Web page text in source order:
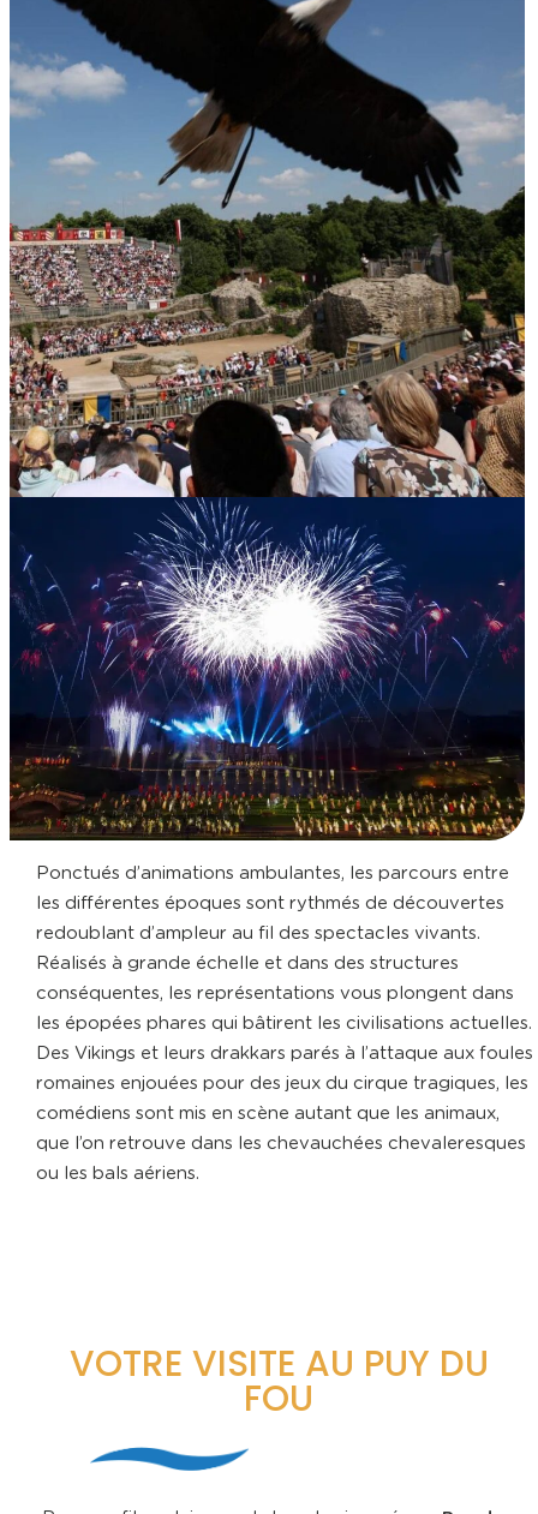
Ponctués d’animations ambulantes, les parcours entre
les différentes époques sont rythmés de découvertes
redoublant d’ampleur au fil des spectacles vivants.
Réalisés à grande échelle et dans des structures
conséquentes, les représentations vous plongent dans
les épopées phares qui bâtirent les civilisations actuelles.
Des Vikings et leurs drakkars parés à l’attaque aux foules
romaines enjouées pour des jeux du cirque tragiques, les
comédiens sont mis en scène autant que les animaux,
que l’on retrouve dans les chevauchées chevaleresques
ou les bals aériens.
VOTRE VISITE AU PUY DU
FOU